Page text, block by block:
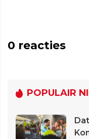
0 reacties
POPULAIR